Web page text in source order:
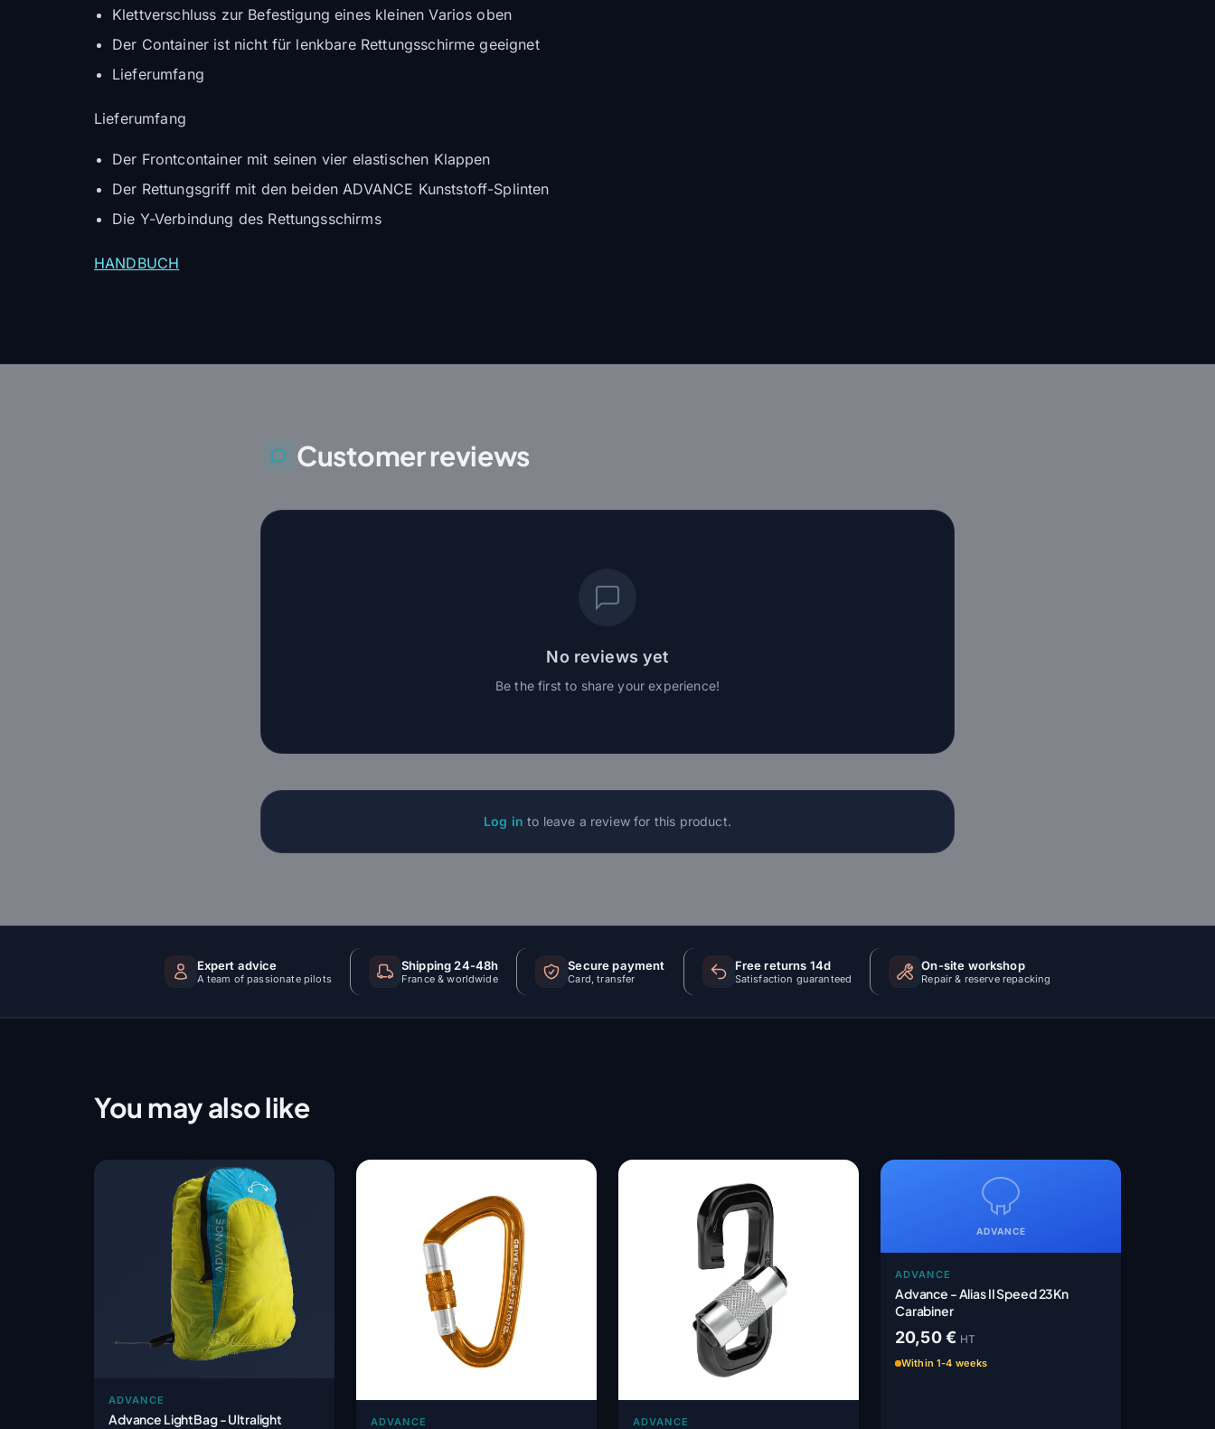
Klettverschluss zur Befestigung eines kleinen Varios oben
Der Container ist nicht für lenkbare Rettungsschirme geeignet
Lieferumfang
Lieferumfang
Der Frontcontainer mit seinen vier elastischen Klappen
Der Rettungsgriff mit den beiden ADVANCE Kunststoff-Splinten
Die Y-Verbindung des Rettungsschirms
HANDBUCH
Customer reviews
No reviews yet
Be the first to share your experience!
Log in to leave a review for this product.
Expert advice
A team of passionate pilots
Shipping 24-48h
France & worldwide
Secure payment
Card, transfer
Free returns 14d
Satisfaction guaranteed
On-site workshop
Repair & reserve repacking
You may also like
ADVANCE
Advance LightBag - Ultralight
ADVANCE ADVANCE
ADVANCE
ADVANCE
Advance - Alias II Speed 23Kn
Carabiner
20,50 € HT
Within 1-4 weeks